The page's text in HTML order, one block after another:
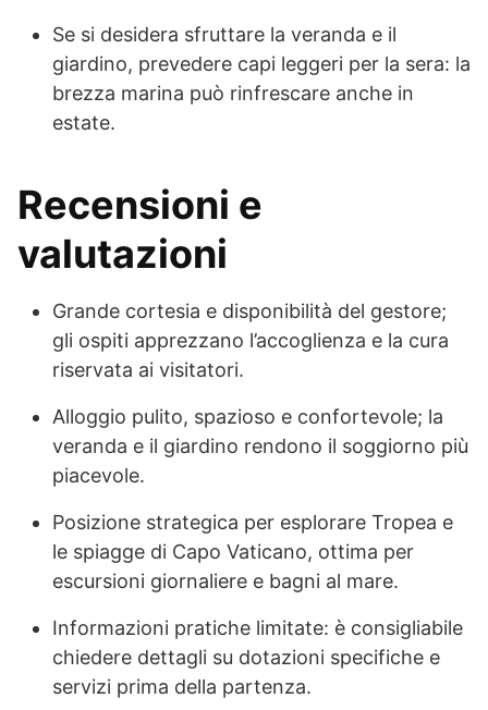
Se si desidera sfruttare la veranda e il
giardino, prevedere capi leggeri per la sera: la
brezza marina può rinfrescare anche in
estate.
Recensioni e
valutazioni
Grande cortesia e disponibilità del gestore;
gli ospiti apprezzano l’accoglienza e la cura
riservata ai visitatori.
Alloggio pulito, spazioso e confortevole; la
veranda e il giardino rendono il soggiorno più
piacevole.
Posizione strategica per esplorare Tropea e
le spiagge di Capo Vaticano, ottima per
escursioni giornaliere e bagni al mare.
Informazioni pratiche limitate: è consigliabile
chiedere dettagli su dotazioni specifiche e
servizi prima della partenza.